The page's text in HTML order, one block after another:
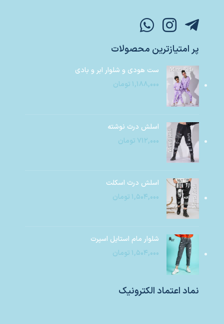
پر امتیازترین محصولات
ست هودی و شلوار ابر و بادی
۱,۱۸۸,۰۰۰ تومان
اسلش درث نوشته
۷۱۲,۰۰۰ تومان
اسلش درث اسکلت
۱,۵۰۴,۰۰۰ تومان
شلوار مام استایل اسپرت
۱,۵۰۴,۰۰۰ تومان
نماد اعتماد الکترونیک